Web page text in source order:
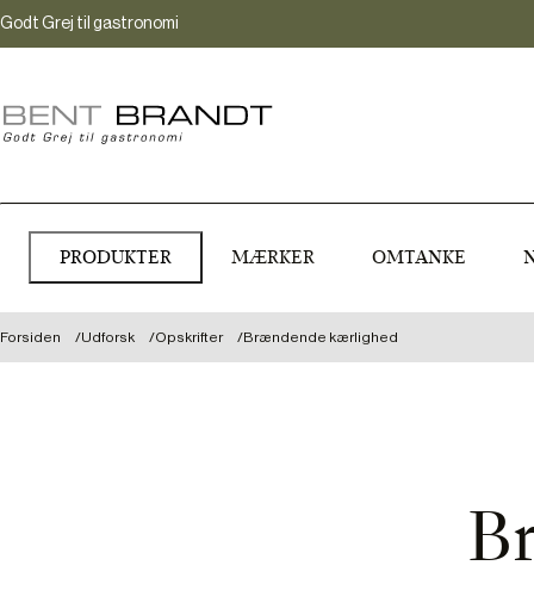
Godt Grej til gastronomi
PRODUKTER MÆRKER OMTANKE
Forsiden Udforsk Opskrifter Brændende kærlighed